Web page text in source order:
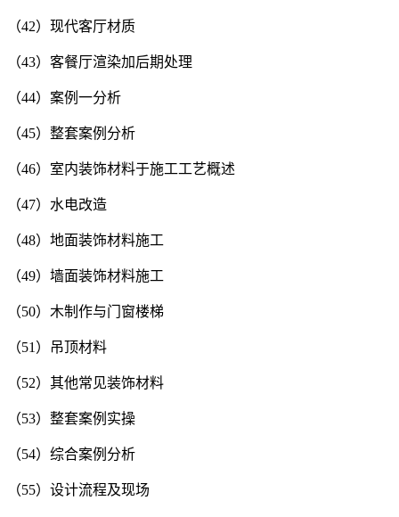
（42）现代客厅材质
（43）客餐厅渲染加后期处理
（44）案例一分析
（45）整套案例分析
（46）室内装饰材料于施工工艺概述
（47）水电改造
（48）地面装饰材料施工
（49）墙面装饰材料施工
（50）木制作与门窗楼梯
（51）吊顶材料
（52）其他常见装饰材料
（53）整套案例实操
（54）综合案例分析
（55）设计流程及现场